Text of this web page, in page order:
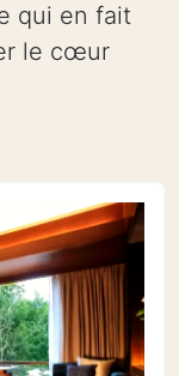
qui en fait
le cœur